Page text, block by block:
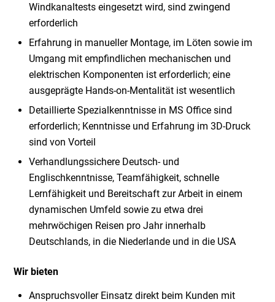
Windkanaltests eingesetzt wird, sind zwingend
erforderlich
Erfahrung in manueller Montage, im Löten sowie im
Umgang mit empfindlichen mechanischen und
elektrischen Komponenten ist erforderlich; eine
ausgeprägte Hands-on-Mentalität ist wesentlich
Detaillierte Spezialkenntnisse in MS Office sind
erforderlich; Kenntnisse und Erfahrung im 3D-Druck
sind von Vorteil
Verhandlungssichere Deutsch- und
Englischkenntnisse, Teamfähigkeit, schnelle
Lernfähigkeit und Bereitschaft zur Arbeit in einem
dynamischen Umfeld sowie zu etwa drei
mehrwöchigen Reisen pro Jahr innerhalb
Deutschlands, in die Niederlande und in die USA
Wir bieten
Anspruchsvoller Einsatz direkt beim Kunden mit